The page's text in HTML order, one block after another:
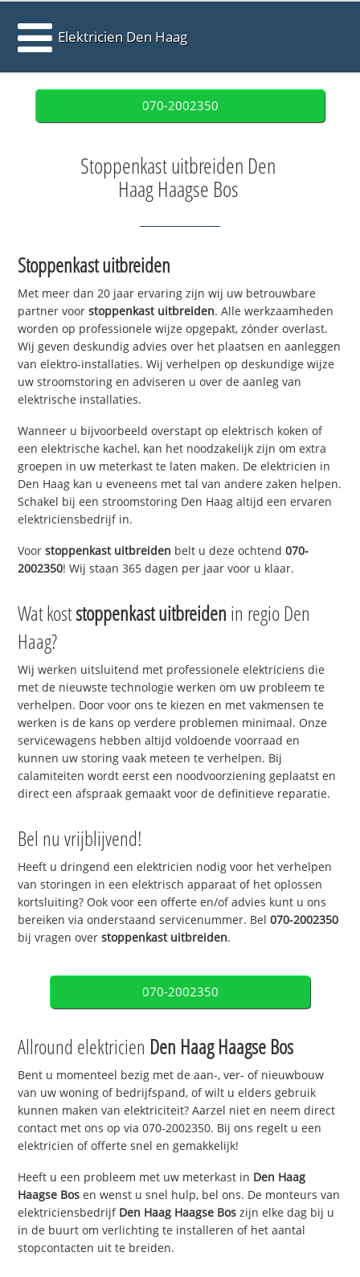
Elektricien Den Haag
070-2002350
Stoppenkast uitbreiden Den
Haag Haagse Bos
Stoppenkast uitbreiden
Met meer dan 20 jaar ervaring zijn wij uw betrouwbare
partner voorstoppenkast uitbreiden. Alle werkzaamheden
worden op professionele wijze opgepakt, zónder overlast.
Wij geven deskundig advies over het plaatsen en aanleggen
van elektro-installaties. Wij verhelpen op deskundige wijze
uw stroomstoring en adviseren u over de aanleg van
elektrische installaties.
Wanneer u bijvoorbeeld overstapt op elektrisch koken of
een elektrische kachel, kan het noodzakelijk zijn om extra
groepen in uw meterkast te laten maken. De elektricien in
Den Haag kan u eveneens met tal van andere zaken helpen.
Schakel bij een stroomstoring Den Haag altijd een ervaren
elektriciensbedrijf in.
Voorstoppenkast uitbreiden belt u deze ochtend070-
2002350! Wij staan 365 dagen per jaar voor u klaar.
Wat koststoppenkast uitbreiden in regio Den
Haag?
Wij werken uitsluitend met professionele elektriciens die
met de nieuwste technologie werken om uw probleem te
verhelpen. Door voor ons te kiezen en met vakmensen te
werken is de kans op verdere problemen minimaal. Onze
servicewagens hebben altijd voldoende voorraad en
kunnen uw storing vaak meteen te verhelpen. Bij
calamiteiten wordt eerst een noodvoorziening geplaatst en
direct een afspraak gemaakt voor de definitieve reparatie.
Bel nu vrijblijvend!
Heeft u dringend een elektricien nodig voor het verhelpen
van storingen in een elektrisch apparaat of het oplossen
kortsluiting? Ook voor een offerte en/of advies kunt u ons
bereiken via onderstaand servicenummer. Bel070-2002350
bij vragen overstoppenkast uitbreiden.
070-2002350
Allround elektricien Den Haag Haagse Bos
Bent u momenteel bezig met de aan-, ver- of nieuwbouw
van uw woning of bedrijfspand, of wilt u elders gebruik
kunnen maken van elektriciteit? Aarzel niet en neem direct
contact met ons op via 070-2002350. Bij ons regelt u een
elektricien of offerte snel en gemakkelijk!
Heeft u een probleem met uw meterkast in Den Haag
Haagse Bos en wenst u snel hulp, bel ons. De monteurs van
elektriciensbedrijf Den Haag Haagse Bos zijn elke dag bij u
in de buurt om verlichting te installeren of het aantal
stopcontacten uit te breiden.